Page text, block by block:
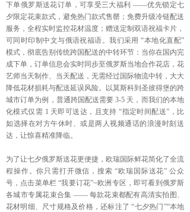
下单俄罗斯送花订单，可享受三大福利 ——优先锁定七
夕限定花束款式，避免热门款式售罄；免费升级冷链配送
服务，全程实时监控花材温度；赠送定制双语祝福卡片，
可同时印制中文与俄语祝福语。我们采用 “本地化直配”
模式，彻底告别传统跨国配送的中转环节：当你在国内完
成下单，订单信息会实时同步至俄罗斯当地合作花店，花
艺师当天制作、当天配送，无需经过国际物流中转，大大
降低花材损耗与配送延误风险。以莫斯科到圣彼得堡的跨
城市订单为例，普通跨国配送需要 3-5 天，而我们的本地
化模式仅需 1 天即可送达，且支持 “指定时间配送”，比
如选择在对方午休时、或是两人视频通话的浪漫时刻送
达，让惊喜精准降临。
为了让七夕俄罗斯送花更便捷，欧瑞国际鲜花简化了全流
程操作。你只需打开微信，搜索 “欧瑞国际送花” 公众
号，点击菜单栏 “我要订花”~欧洲专区，即可看到俄罗斯
各城市专属花束合集 —— 每款花束都配有高清实拍图、
花材明细、尺寸规格及价格，还标注了 “七夕热门”“本地